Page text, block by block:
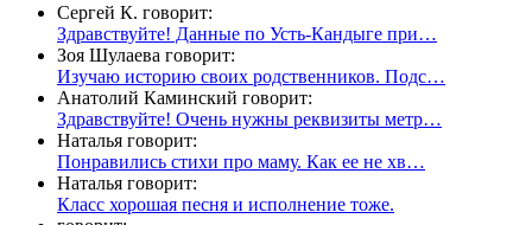
Сергей К. говорит:
Здравствуйте! Данные по Усть-Кандыге при…
Зоя Шулаева говорит:
Изучаю историю своих родственников. Подс…
Анатолий Каминский говорит:
Здравствуйте! Очень нужны реквизиты метр…
Наталья говорит:
Понравились стихи про маму. Как ее не хв…
Наталья говорит:
Класс хорошая песня и исполнение тоже.